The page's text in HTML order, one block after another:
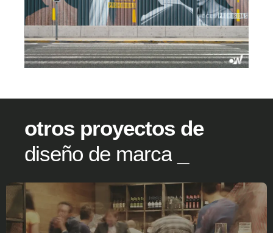
otros proyectos de
diseño de marca